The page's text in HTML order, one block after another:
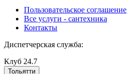
Пользовательское соглашение
Все услуги - cантехника
Контакты
Диспетчерская служба:
Клуб 24.7
Тольятти